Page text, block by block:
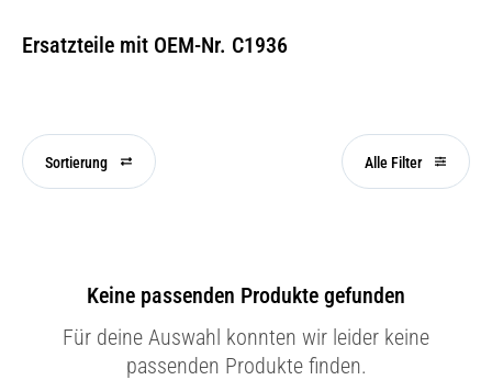
Ersatzteile mit OEM-Nr. C1936
Sortierung Alle Filter
Keine passenden Produkte gefunden
Für deine Auswahl konnten wir leider keine
passenden Produkte finden.